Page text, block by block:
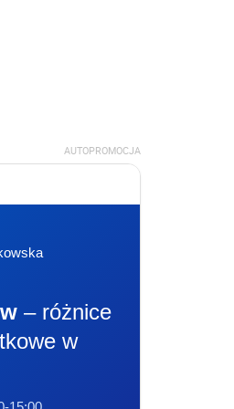
AUTOPROMOCJA
– różnice
w